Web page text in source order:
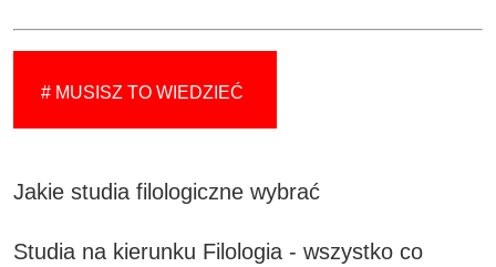
# MUSISZ TO WIEDZIEĆ
Jakie studia filologiczne wybrać
Studia na kierunku Filologia - wszystko co